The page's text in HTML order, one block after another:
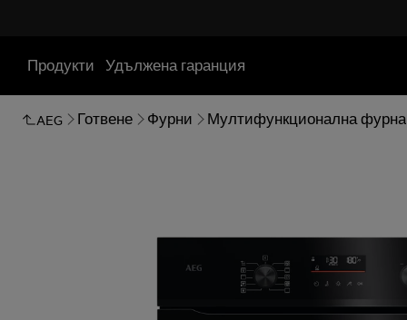
Продукти Удължена гаранция
AEG Готвене Фурни Мултифункционална фурна